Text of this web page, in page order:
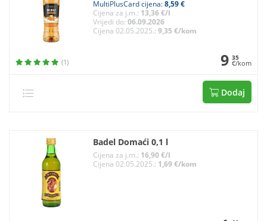
MultiPlusCard cijena:8,59 €
Cijena za j.m.: 13,36 €/l
Vrijedi do: 06.09.2026
Cijena 02.05.2025.: 9,35 €/kom
(1) 9 35
€/kom
Dodaj
Badel Domaći 0,1 l
Cijena za j.m.: 16,90 €/l
Cijena 02.05.2025.: 1,69 €/kom